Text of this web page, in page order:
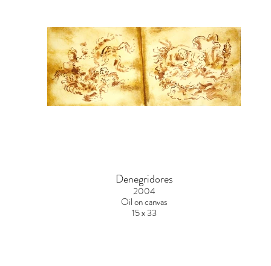
Denegridores
2004
Oil on canvas
15 x 33